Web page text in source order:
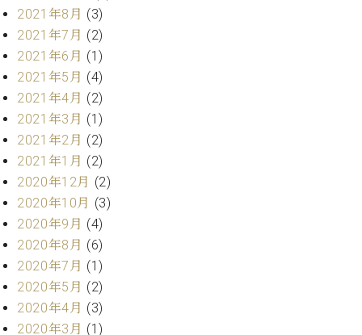
W.
ホ
フ
マ
ン
ト
ラ
デ
ィ
シ
ョ
ン
W.
ホ
フ
マ
技
術
営
業
セ
ン
タ
ー
タ
ッ
フ
ご
挨
拶
術
2021年8月 (3)
2021年7月 (2)
2021年6月 (1)
2021年5月 (4)
2021年4月 (2)
2021年3月 (1)
2021年2月 (2)
2021年1月 (2)
2020年12月 (2)
2020年10月 (3)
2020年9月 (4)
2020年8月 (6)
2020年7月 (1)
2020年5月 (2)
2020年4月 (3)
2020年3月 (1)